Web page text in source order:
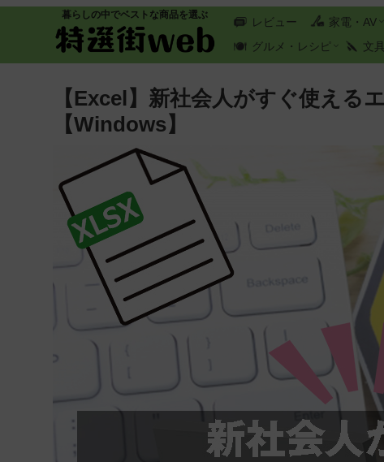
暮らしの中でベストな商品を選ぶ
レビュー 家電・AV
グルメ・レシピ
文
【Excel】新社会人がすぐ使える
【Windows】